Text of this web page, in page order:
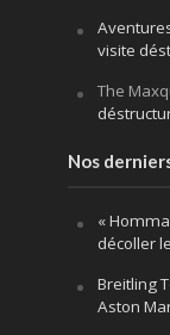
visite
The
Nos
«
décoller
Breitling
Aston